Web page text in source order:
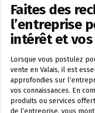
Faites des
l’entreprise
intérêt et vos
Lorsque vous postulez
vente en Valais, il est
approfondies sur
vos connaissances. En
produits ou services
de l’entreprise, vous